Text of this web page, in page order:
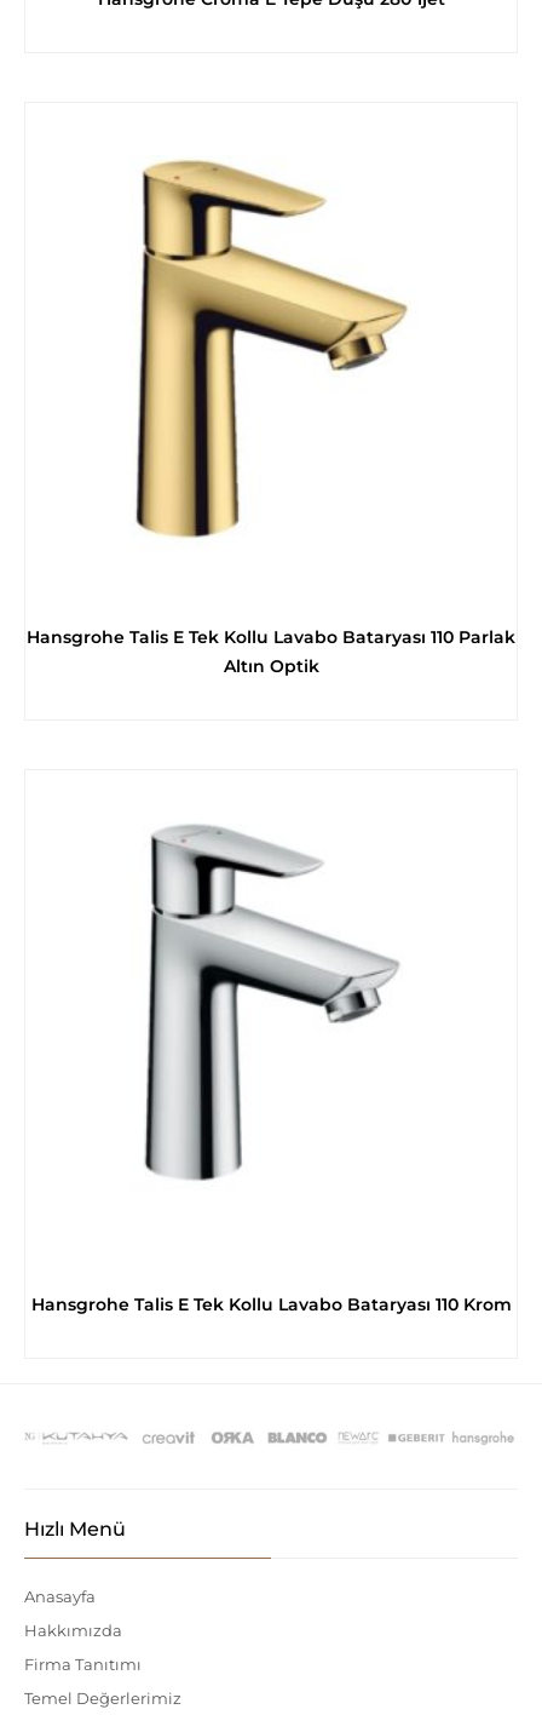
Hansgrohe Talis E Tek Kollu Lavabo Bataryası 110 Parlak
Altın Optik
Hansgrohe Talis E Tek Kollu Lavabo Bataryası 110 Krom
Hızlı Menü
Anasayfa
Hakkımızda
Firma Tanıtımı
Temel Değerlerimiz